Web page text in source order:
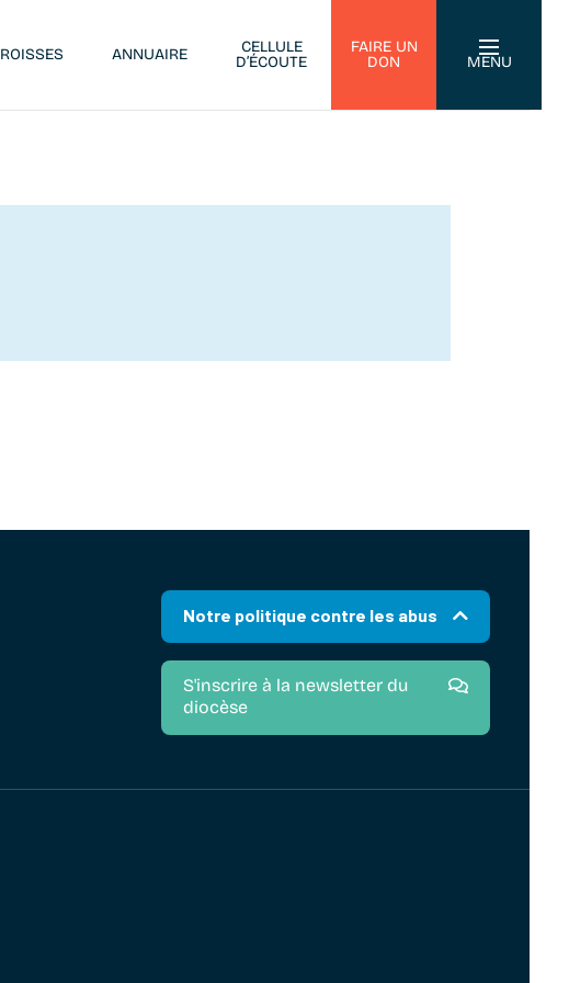
ANNUAIRE
CELLULE
D’ÉCOUTE
FAIRE UN
DON
MENU
Notre politique contre les abus
S'inscrire à la newsletter du
diocèse